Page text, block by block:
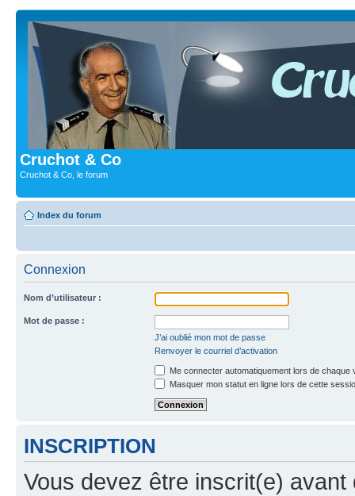
Cruchot & Co
Cruchot & Co, le forum
Index du forum
Connexion
Nom d’utilisateur :
Mot de passe :
J’ai oublié mon mot de passe
Renvoyer le courriel d’activation
Me connecter automatiquement lors de chaque
Masquer mon statut en ligne lors de cette
INSCRIPTION
Vous devez être inscrit(e) avant